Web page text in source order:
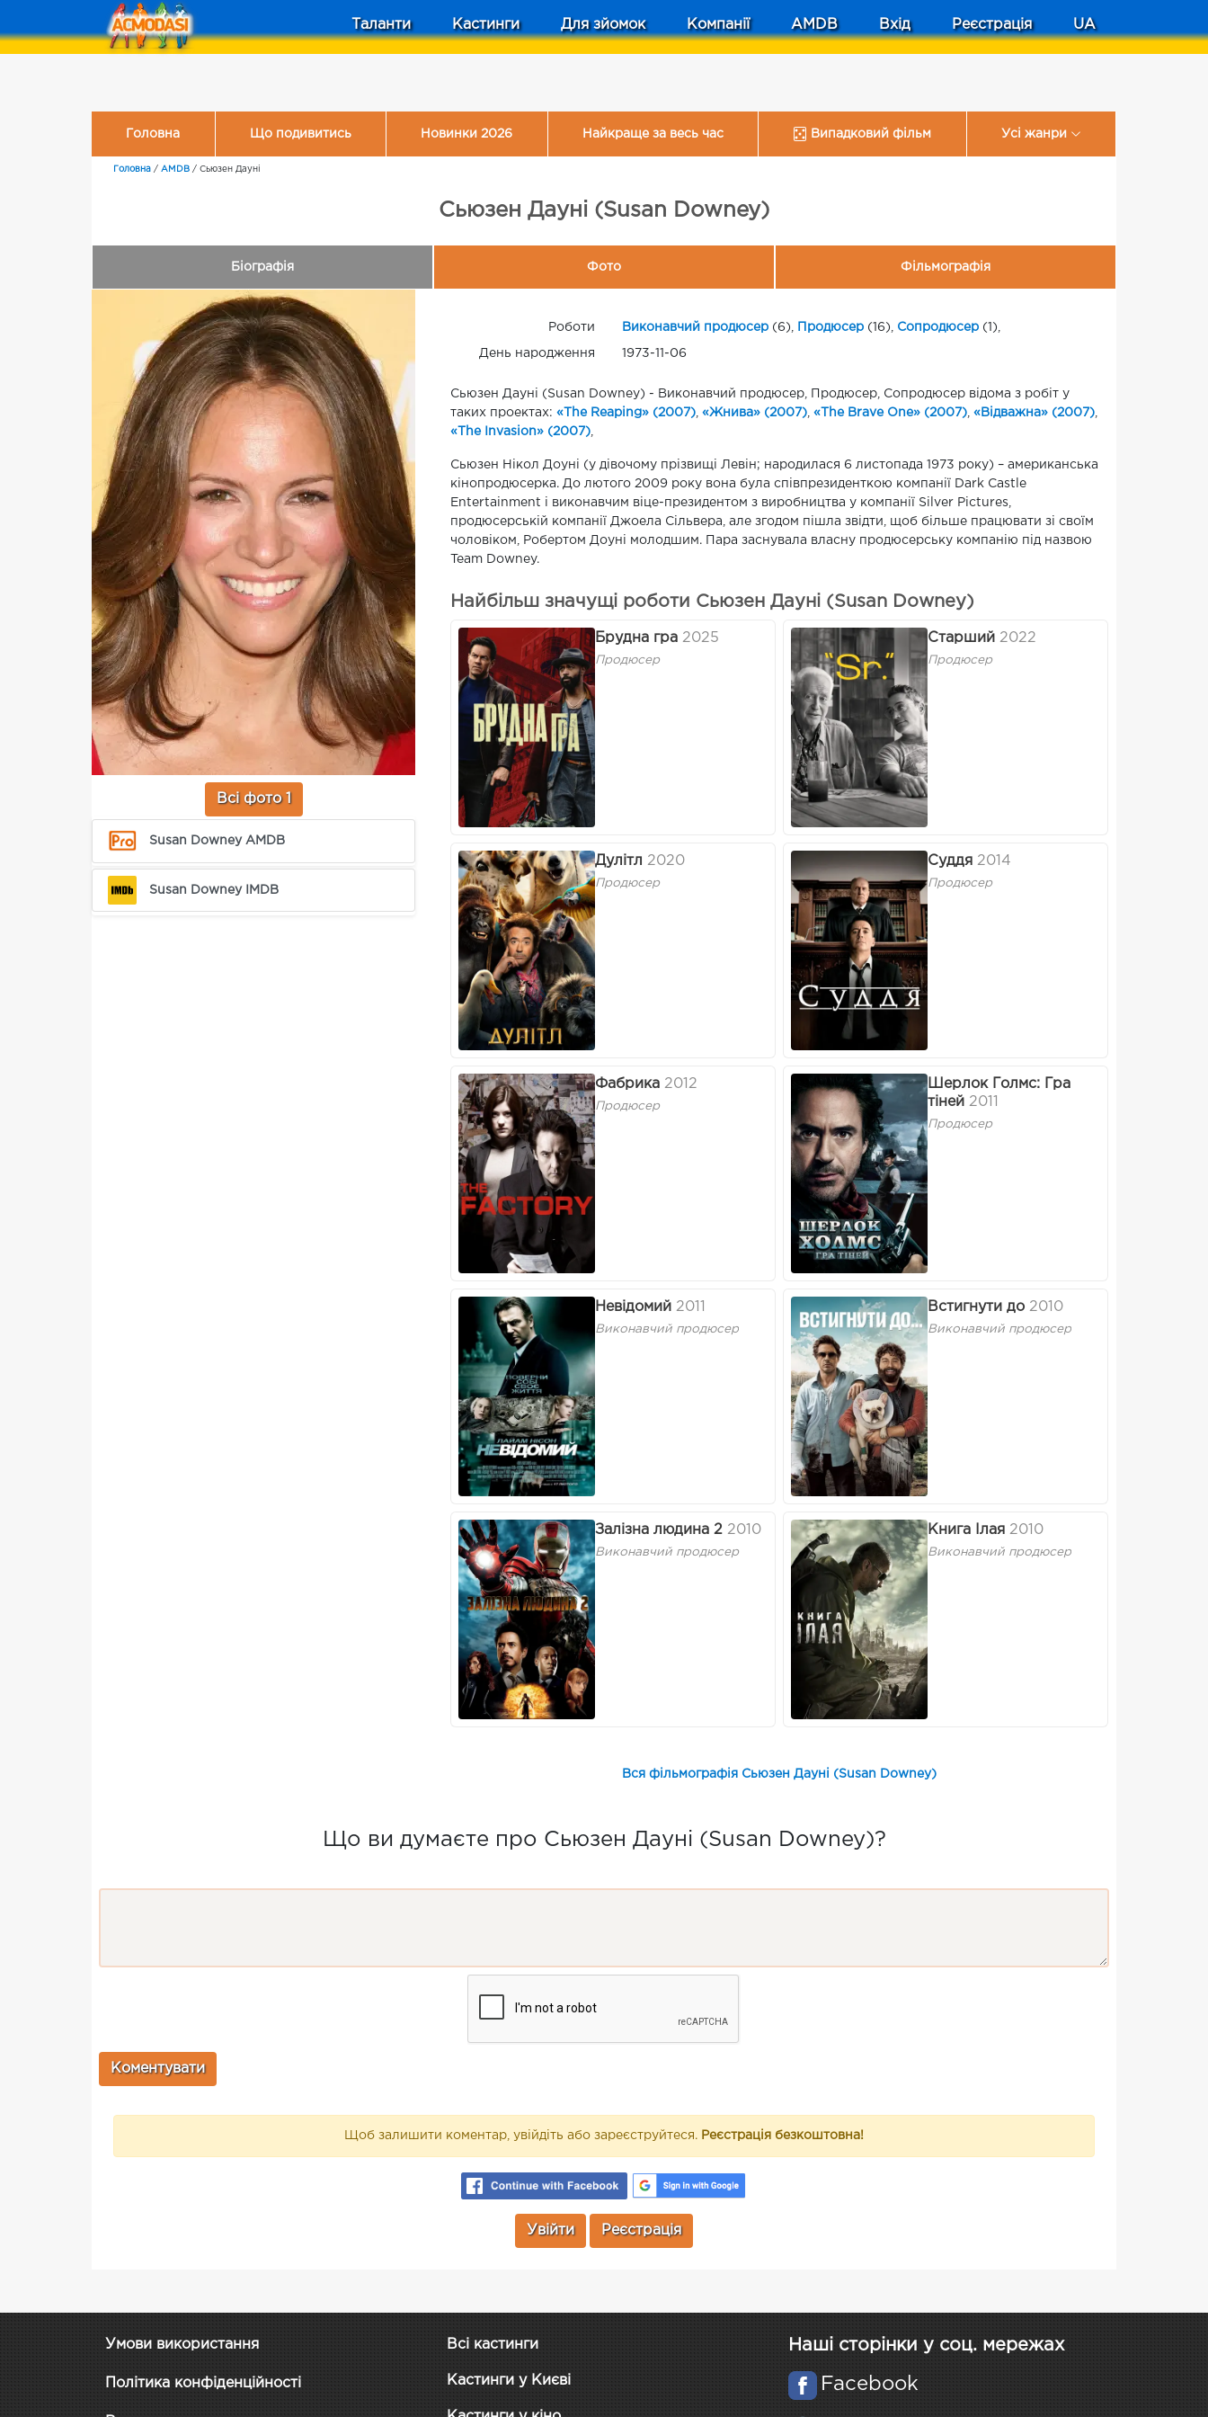
Таланти Кастинги Для зйомок Компанії AMDB Вхід Реєстрація UA
Головна Що подивитись Новинки 2026 Найкраще за весь час Випадковий фільм Усі жанри
Головна / AMDB / Сьюзен Дауні
Сьюзен Дауні (Susan Downey)
Біографія Фото Фільмографія
Всі фото 1
Susan Downey AMDB
Susan Downey IMDB
Роботи Виконавчий продюсер(6), Продюсер(16), Сопродюсер(1),
День народження 1973-11-06
Сьюзен Дауні (Susan Downey) - Виконавчий продюсер, Продюсер, Сопродюсер відома з робіт у
таких проектах: «The Reaping» (2007) «Жнива» (2007) «The Brave One» (2007) «Відважна» (2007)
«The Invasion» (2007)
Сьюзен Нікол Доуні (у дівочому прізвищі Левін; народилася 6 листопада 1973 року) – американська
кінопродюсерка. До лютого 2009 року вона була співпрезиденткою компанії Dark Castle
Entertainment і виконавчим віце-президентом з виробництва у компанії Silver Pictures,
продюсерській компанії Джоела Сільвера, але згодом пішла звідти, щоб більше працювати зі своїм
чоловіком, Робертом Доуні молодшим. Пара заснувала власну продюсерську компанію під назвою
Team Downey.
Найбільш значущі роботи Сьюзен Дауні (Susan Downey)
Брудна гра 2025
Продюсер
Старший 2022
Продюсер
Дулітл 2020
Продюсер
Суддя 2014
Продюсер
Фабрика 2012
Продюсер
Шерлок Голмс: Гра
тіней 2011
Продюсер
Невідомий 2011
Виконавчий продюсер
Встигнути до 2010
Виконавчий продюсер
Залізна людина 2 2010
Виконавчий продюсер
Книга Iлая 2010
Виконавчий продюсер
Вся фільмографія Сьюзен Дауні (Susan Downey)
Що ви думаєте про Сьюзен Дауні (Susan Downey)?
Щоб залишити коментар, увійдіть або зареєструйтеся. Реєстрація безкоштовна!
Увійти Реєстрація
Умови використання
Політика конфіденційності
Всі кастинги
Кастинги у Києві
Наші сторінки у соц. мережах
Facebook